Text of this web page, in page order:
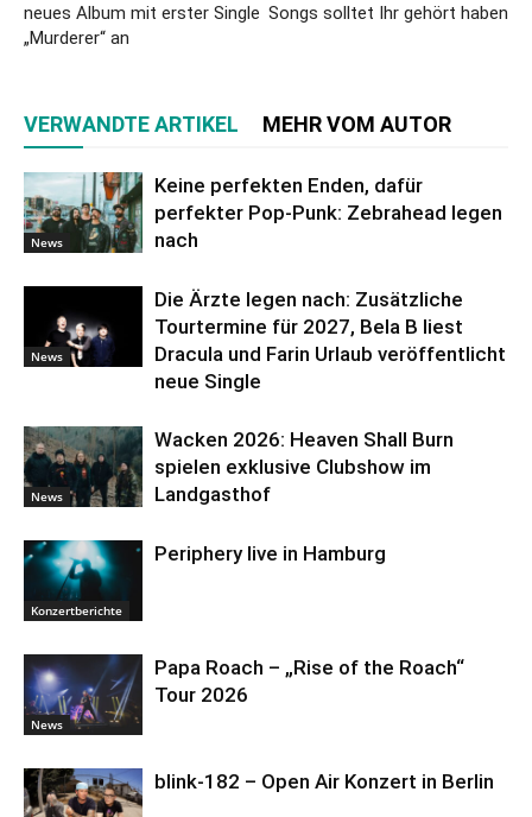
neues Album mit erster Single
„Murderer“ an
Songs solltet Ihr gehört haben
VERWANDTE ARTIKEL MEHR VOM AUTOR
News
Keine perfekten Enden, dafür
perfekter Pop-Punk: Zebrahead legen
nach
News
Die Ärzte legen nach: Zusätzliche
Tourtermine für 2027, Bela B liest
Dracula und Farin Urlaub veröffentlicht
neue Single
News
Wacken 2026: Heaven Shall Burn
spielen exklusive Clubshow im
Landgasthof
Konzertberichte
Periphery live in Hamburg
News
Papa Roach – „Rise of the Roach“
Tour 2026
blink-182 – Open Air Konzert in Berlin